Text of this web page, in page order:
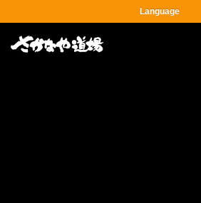
Language